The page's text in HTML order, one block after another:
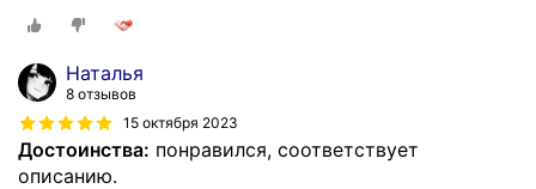
Наталья
8 отзывов
15 октября 2023
Достоинства: понравился, соответствует
описанию.